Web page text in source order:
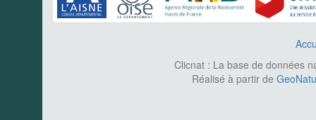
Clicnat : La base de données
Réalisé à partir de